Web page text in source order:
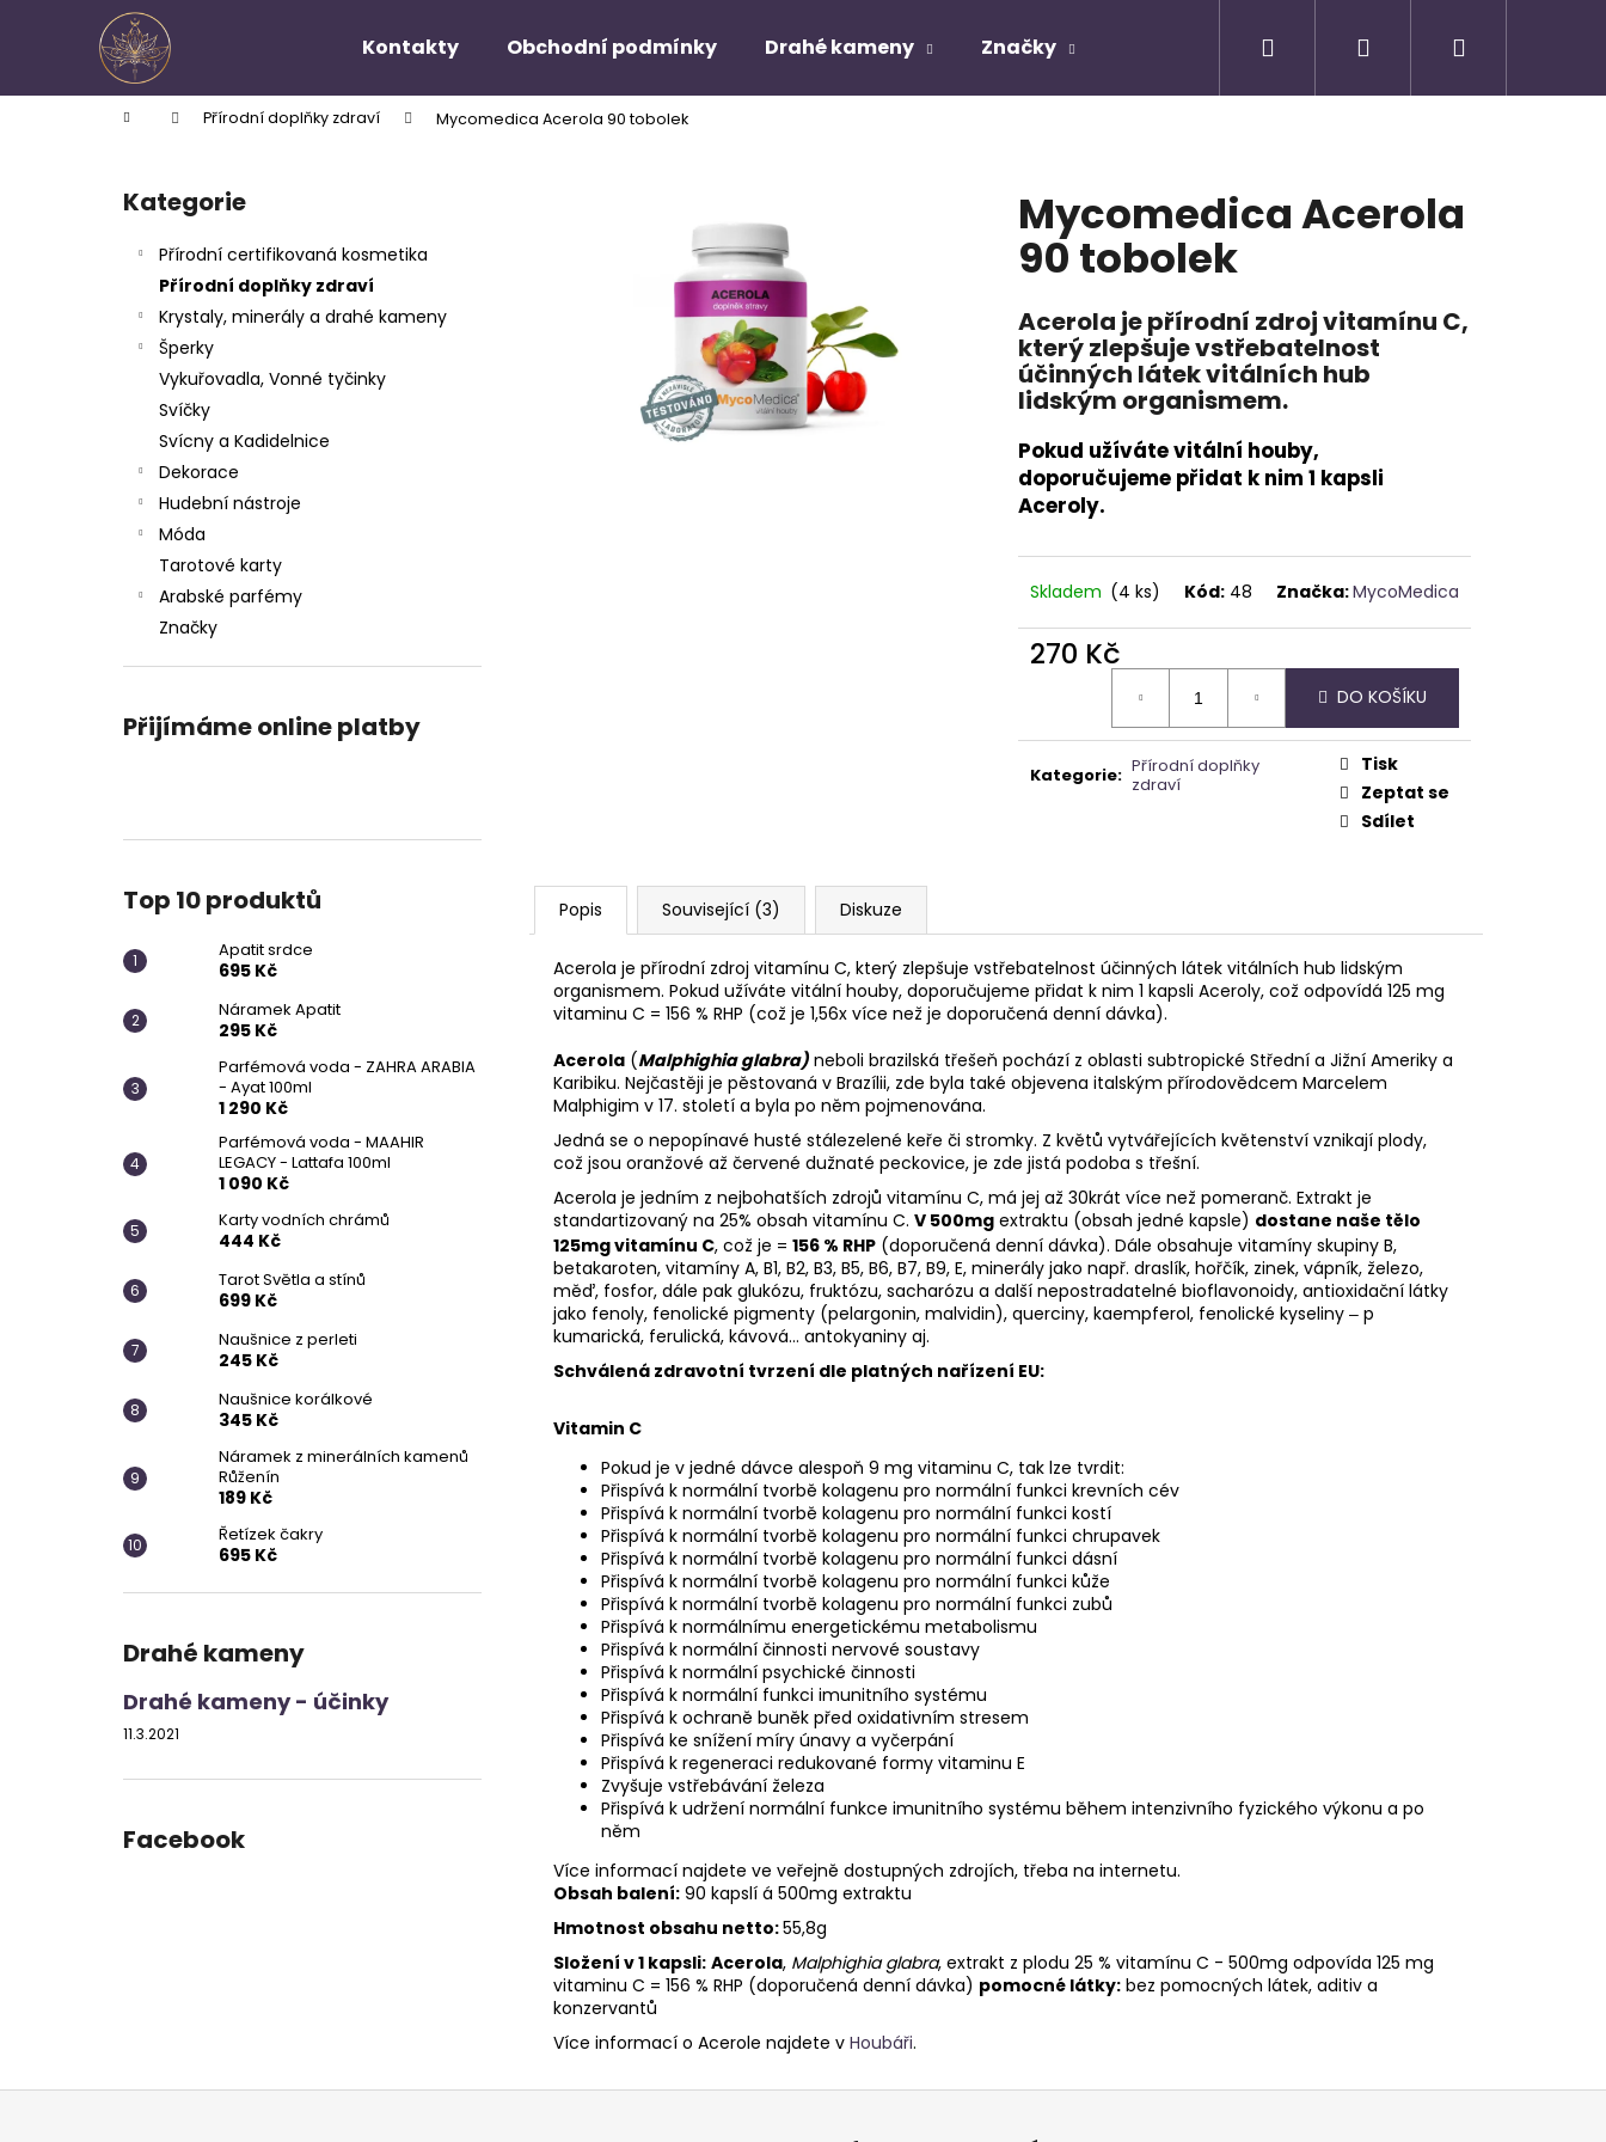
Kontakty Obchodní podmínky Drahé kameny Značky Přihlášení
Domů Přírodní doplňky zdraví Mycomedica Acerola 90 tobolek
Přeskočit
kategorie
Kategorie
Přírodní certifikovaná kosmetika
Přírodní doplňky zdraví
Krystaly, minerály a drahé kameny
Šperky
Vykuřovadla, Vonné tyčinky
Svíčky
Svícny a Kadidelnice
Dekorace
Hudební nástroje
Móda
Tarotové karty
Arabské parfémy
Značky
Přijímáme online platby
Top 10 produktů
Apatit srdce
695 Kč
Náramek Apatit
295 Kč
Parfémová voda - ZAHRA ARABIA
- Ayat 100ml
1 290 Kč
Parfémová voda - MAAHIR
LEGACY - Lattafa 100ml
1 090 Kč
Karty vodních chrámů
444 Kč
Tarot Světla a stínů
699 Kč
Naušnice z perleti
245 Kč
Naušnice korálkové
345 Kč
Náramek z minerálních kamenů
Růženín
189 Kč
Řetízek čakry
695 Kč
Drahé kameny
Drahé kameny - účinky
11.3.2021
Facebook
Mycomedica Acerola
90 tobolek
Acerola je přírodní zdroj vitamínu C,
který zlepšuje vstřebatelnost
účinných látek vitálních hub
lidským organismem.
Pokud užíváte vitální houby,
doporučujeme přidat k nim 1 kapsli
Aceroly.
Skladem (4 ks) Kód: 48 Značka:MycoMedica
270 Kč
DO KOŠÍKU
Kategorie: Přírodní doplňky
zdraví
Tisk
Zeptat se
Sdílet
Popis Související (3) Diskuze
Acerola je přírodní zdroj vitamínu C, který zlepšuje vstřebatelnost účinných látek vitálních hub lidským
organismem. Pokud užíváte vitální houby, doporučujeme přidat k nim 1 kapsli Aceroly, což odpovídá 125 mg
vitaminu C = 156 % RHP (což je 1,56x více než je doporučená denní dávka).
Acerola (Malphighia glabra) neboli brazilská třešeň pochází z oblasti subtropické Střední a Jižní Ameriky a
Karibiku. Nejčastěji je pěstovaná v Brazílii, zde byla také objevena italským přírodovědcem Marcelem
Malphigim v 17. století a byla po něm pojmenována.
Jedná se o nepopínavé husté stálezelené keře či stromky. Z květů vytvářejících květenství vznikají plody,
což jsou oranžové až červené dužnaté peckovice, je zde jistá podoba s třešní.
Acerola je jedním z nejbohatších zdrojů vitamínu C, má jej až 30krát více než pomeranč. Extrakt je
standartizovaný na 25% obsah vitamínu C. V 500mg extraktu (obsah jedné kapsle) dostane naše tělo
125mg vitamínu C, což je = 156 % RHP (doporučená denní dávka). Dále obsahuje vitamíny skupiny B,
betakaroten, vitamíny A, B1, B2, B3, B5, B6, B7, B9, E, minerály jako např. draslík, hořčík, zinek, vápník, železo,
měď, fosfor, dále pak glukózu, fruktózu, sacharózu a další nepostradatelné bioflavonoidy, antioxidační látky
jako fenoly, fenolické pigmenty (pelargonin, malvidin), querciny, kaempferol, fenolické kyseliny ‒ p
kumarická, ferulická, kávová… antokyaniny aj.
Schválená zdravotní tvrzení dle platných nařízení EU:
Vitamin C
Pokud je v jedné dávce alespoň 9 mg vitaminu C, tak lze tvrdit:
Přispívá k normální tvorbě kolagenu pro normální funkci krevních cév
Přispívá k normální tvorbě kolagenu pro normální funkci kostí
Přispívá k normální tvorbě kolagenu pro normální funkci chrupavek
Přispívá k normální tvorbě kolagenu pro normální funkci dásní
Přispívá k normální tvorbě kolagenu pro normální funkci kůže
Přispívá k normální tvorbě kolagenu pro normální funkci zubů
Přispívá k normálnímu energetickému metabolismu
Přispívá k normální činnosti nervové soustavy
Přispívá k normální psychické činnosti
Přispívá k normální funkci imunitního systému
Přispívá k ochraně buněk před oxidativním stresem
Přispívá ke snížení míry únavy a vyčerpání
Přispívá k regeneraci redukované formy vitaminu E
Zvyšuje vstřebávání železa
Přispívá k udržení normální funkce imunitního systému během intenzivního fyzického výkonu a po
něm
Více informací najdete ve veřejně dostupných zdrojích, třeba na internetu.
Obsah balení: 90 kapslí á 500mg extraktu
Hmotnost obsahu netto:55,8g
Složení v 1 kapsli: Acerola, Malphighia glabra, extrakt z plodu 25 % vitamínu C - 500mg odpovída 125 mg
vitaminu C = 156 % RHP (doporučená denní dávka) pomocné látky: bez pomocných látek, aditiv a
konzervantů
Více informací o Acerole najdete v Houbáři.
í
Zpět
do
Zpět
do
Co potřebujete najít?
Doporučujeme
Následující
APATIT SRDCE
695 Kč
AYAT 100ML
Z